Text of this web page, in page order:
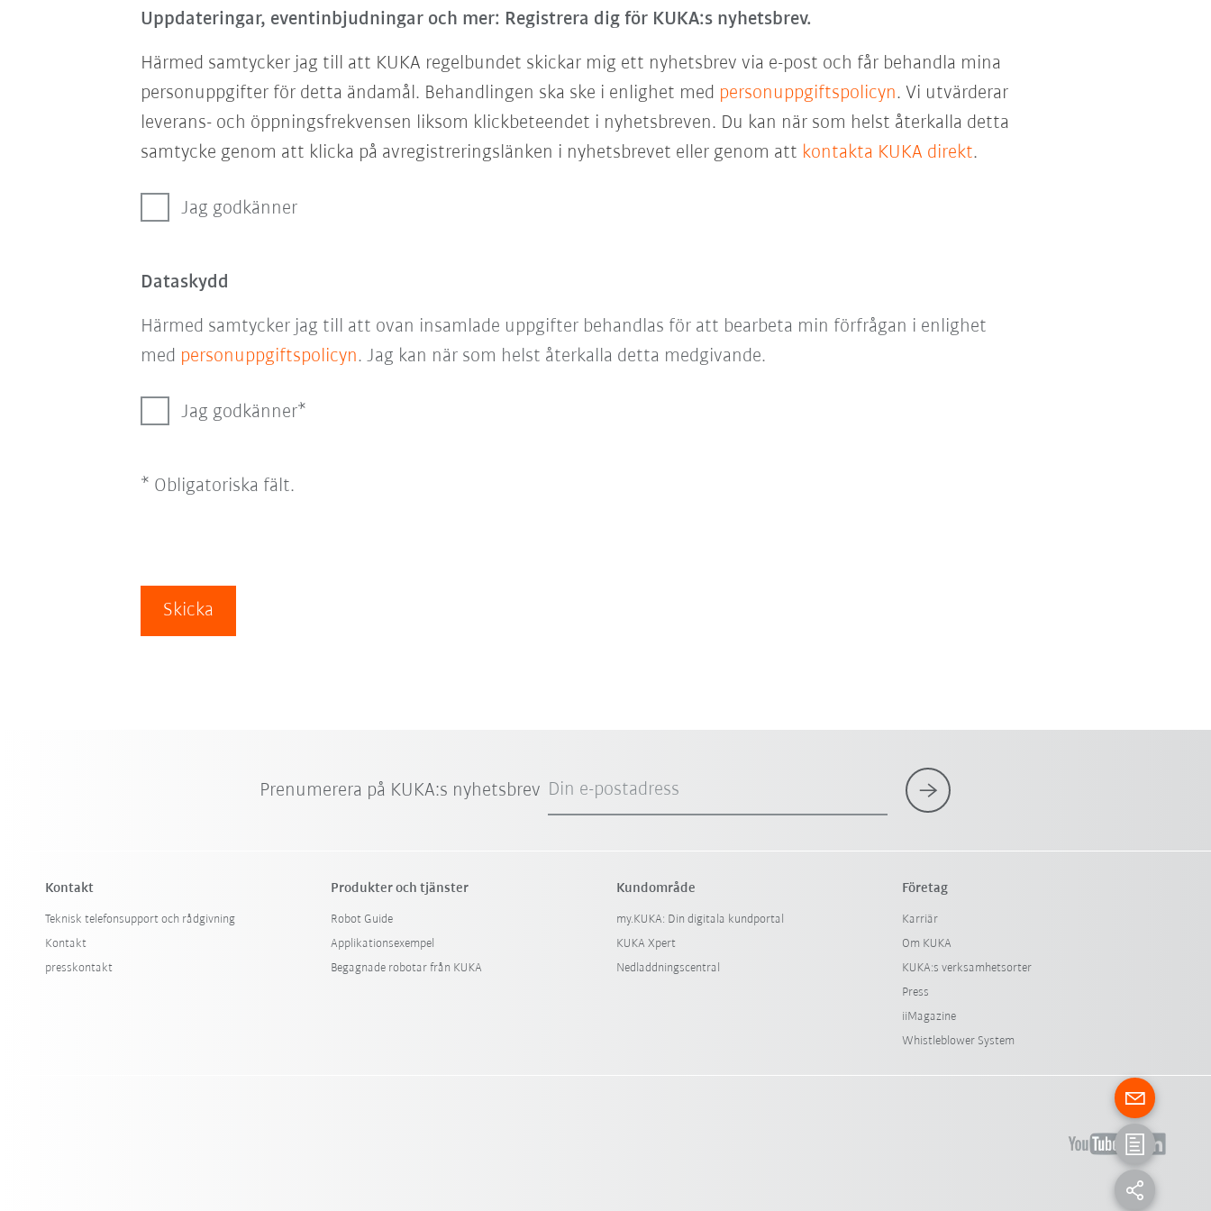
Uppdateringar, eventinbjudningar och mer: Registrera dig för KUKA:s nyhetsbrev.
Härmed samtycker jag till att KUKA regelbundet skickar mig ett nyhetsbrev via e-post och får behandla mina
personuppgifter för detta ändamål. Behandlingen ska ske i enlighet med personuppgiftspolicyn. Vi utvärderar
leverans- och öppningsfrekvensen liksom klickbeteendet i nyhetsbreven. Du kan när som helst återkalla detta
samtycke genom att klicka på avregistreringslänken i nyhetsbrevet eller genom att kontakta KUKA direkt.
Jag godkänner
Dataskydd
Härmed samtycker jag till att ovan insamlade uppgifter behandlas för att bearbeta min förfrågan i enlighet
med personuppgiftspolicyn. Jag kan när som helst återkalla detta medgivande.
Jag godkänner
* Obligatoriska fält.
Skicka
Prenumerera på KUKA:s nyhetsbrev Din e-postadress
Kontakt
Teknisk telefonsupport och rådgivning
Kontakt
presskontakt
Produkter och tjänster
Robot Guide
Applikationsexempel
Begagnade robotar från KUKA
Kundområde
my.KUKA: Din digitala kundportal
KUKA Xpert
Nedladdningscentral
Företag
Karriär
Om KUKA
KUKA:s verksamhetsorter
Press
iiMagazine
Whistleblower System